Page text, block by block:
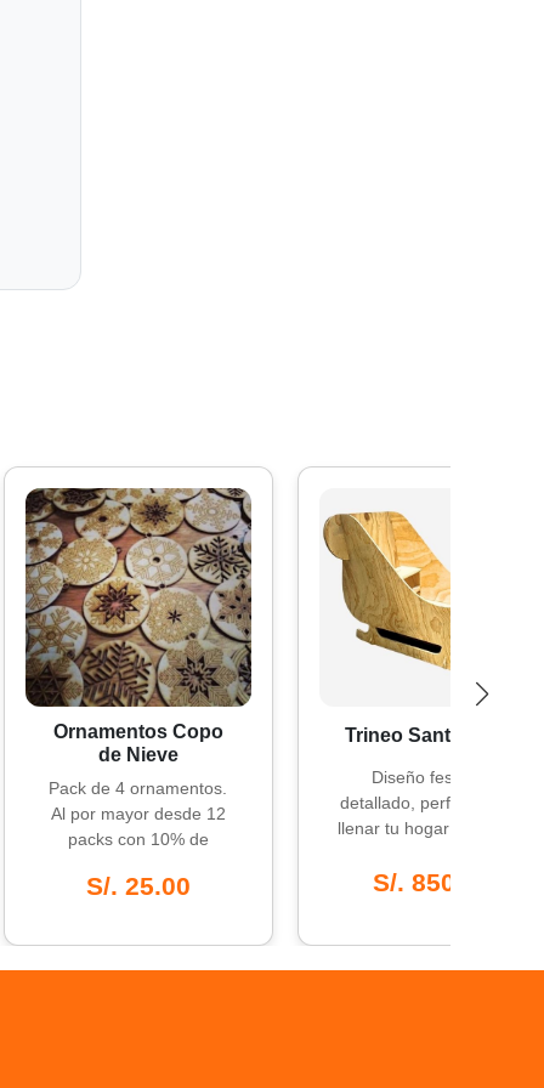
Copo
de Nieve
de 4 ornamentos.
mayor desde 12
packs con 10% de
S/. 25.00
Trineo Santa Claus
Diseño festivo y
detallado, perfecto para
llenar tu hogar de magia
S/. 850.00